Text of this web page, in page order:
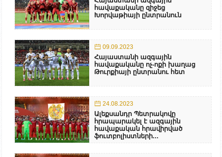
հավաքականը զիջեց
Խորվաթիայի ընտրանուն
09.09.2023
Հայաստանի ազգային
հավաքականը ոչ-ոքի խաղաց
Թուրքիայի ընտրանու հետ
24.08.2023
Ալեքսանդր Պետրակովը
հրապարակել է ազգային
հավաքական հրավիրված
ֆուտբոլիստների...